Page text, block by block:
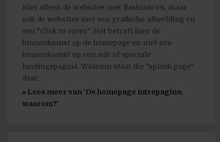
Niet alleen de websites met flashintro's, maar
ook de websites met een grafische afbeelding en
een "click to enter". Het betreft hier de
binnenkomst op de homepage en niet een
binnenkomst op een sub of speciale
landingspagina. Waarom staat die "splash page"
daar...
» Lees meer van 'De homepage intropagina:
waarom?'